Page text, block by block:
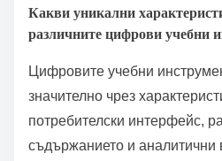
Какви уникални
различните цифрови учебни
Цифровите учебни
значително чрез
потребителски интерфейс,
съдържанието и аналитични